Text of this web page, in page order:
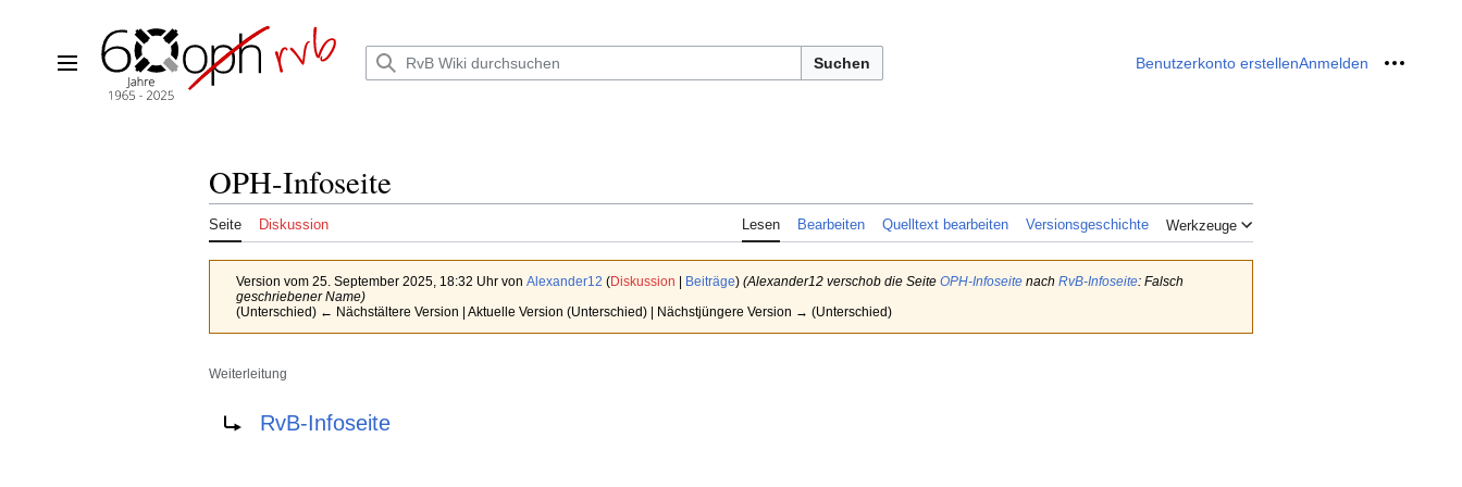
Hauptmenü
Suchen Benutzerkonto erstellenAnmelden Meine
OPH-Infoseite
Seite Diskussion Lesen Bearbeiten Quelltext bearbeiten Versionsgeschichte Werkzeuge
Version vom 25. September 2025, 18:32 Uhr von Alexander12 (Diskussion | Beiträge) (Alexander12 verschob die Seite OPH-Infoseite nach RvB-Infoseite: Falsch
geschriebener Name)
(Unterschied) ← Nächstältere Version | Aktuelle Version (Unterschied) | Nächstjüngere Version → (Unterschied)
Weiterleitung
Weiterleitung nach:
RvB-Infoseite